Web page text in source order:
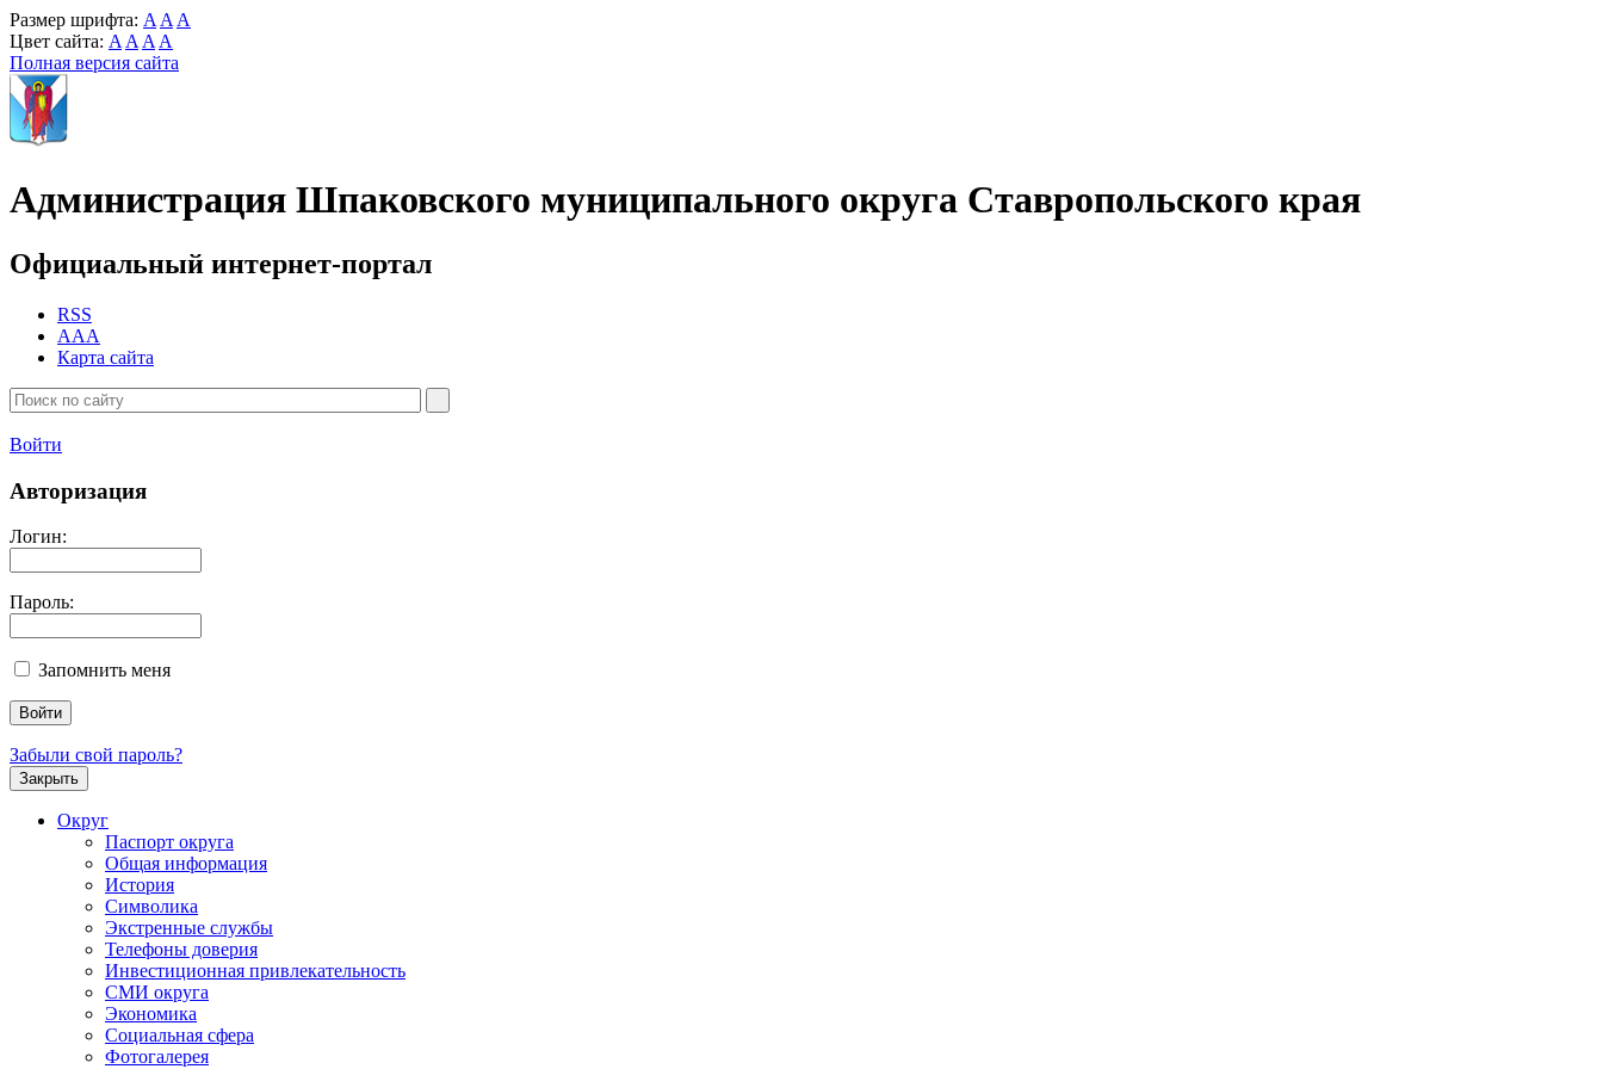
Размер шрифта: A A A
Цвет сайта: A A A A
Полная версия сайта
Администрация Шпаковского муниципального округа Ставропольского края
Официальный интернет-портал
RSS
AAA
Карта сайта
Войти
Авторизация
Логин:
Пароль:
Запомнить меня
Забыли свой пароль?
Закрыть
Округ
Паспорт округа
Общая информация
История
Символика
Экстренные службы
Телефоны доверия
Инвестиционная привлекательность
СМИ округа
Экономика
Социальная сфера
Фотогалерея